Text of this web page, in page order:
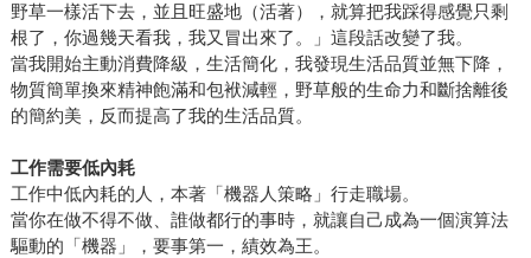
野草一樣活下去，並且旺盛地（活著），就算把我踩得感覺只剩
根了，你過幾天看我，我又冒出來了。」這段話改變了我。
當我開始主動消費降級，生活簡化，我發現生活品質並無下降，
物質簡單換來精神飽滿和包袱減輕，野草般的生命力和斷捨離後
的簡約美，反而提高了我的生活品質。
工作需要低內耗
工作中低內耗的人，本著「機器人策略」行走職場。
當你在做不得不做、誰做都行的事時，就讓自己成為一個演算法
驅動的「機器」，要事第一，績效為王。